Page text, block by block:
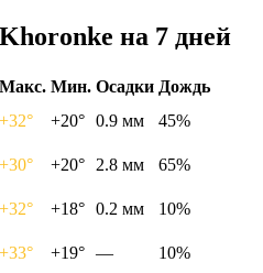
на 7 дней
Макс. Мин. Осадки Дождь
+32° +20° 0.9 мм
45%
+30° +20° 2.8 мм
65%
+32° +18° 0.2 мм
10%
+33° +19° —
10%